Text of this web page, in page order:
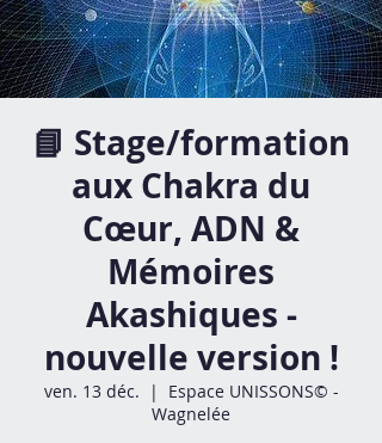
📘 Stage/formation
aux Chakra du
Cœur, ADN &
Mémoires
Akashiques -
nouvelle version !
ven. 13 déc.
  |
Espace UNISSONS© -
Wagnelée